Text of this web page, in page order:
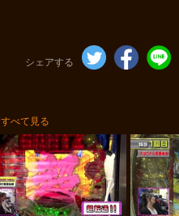
シェアする
すべて見る